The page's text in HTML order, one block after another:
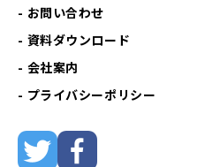
お問い合わせ
資料ダウンロード
会社案内
プライバシーポリシー